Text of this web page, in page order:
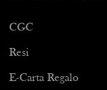
CGC
Resi
E-Carta Regalo